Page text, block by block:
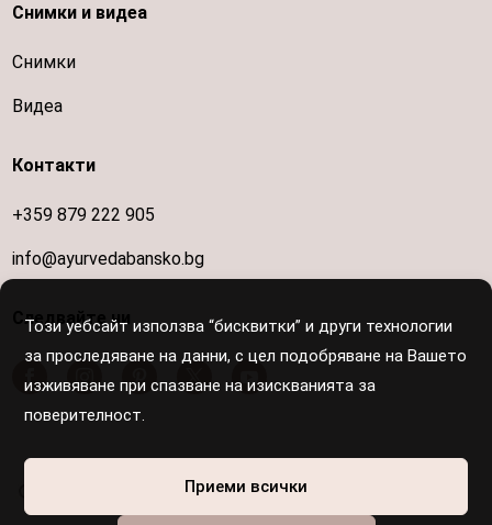
Този уебсайт използва “бисквитки” и други технологии
за проследяване на данни, с цел подобряване на Вашето
изживяване при спазване на изискванията за
поверителност.
Приеми всички
Снимки и видеа
Снимки
Видеа
Контакти
+359 879 222 905
info@ayurvedabansko.bg
Следвайте ни
Осигурен е достъп за хора с увреждания